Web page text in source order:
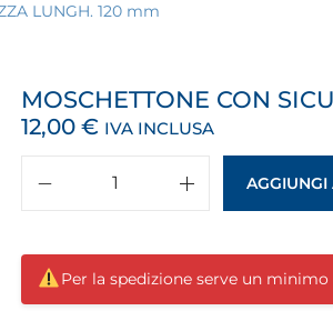
LUNGH. 120 mm
MOSCHETTONE CON
12,00 € IVA INCLUSA
AGGIUNGI
Per la spedizione serve un minimo